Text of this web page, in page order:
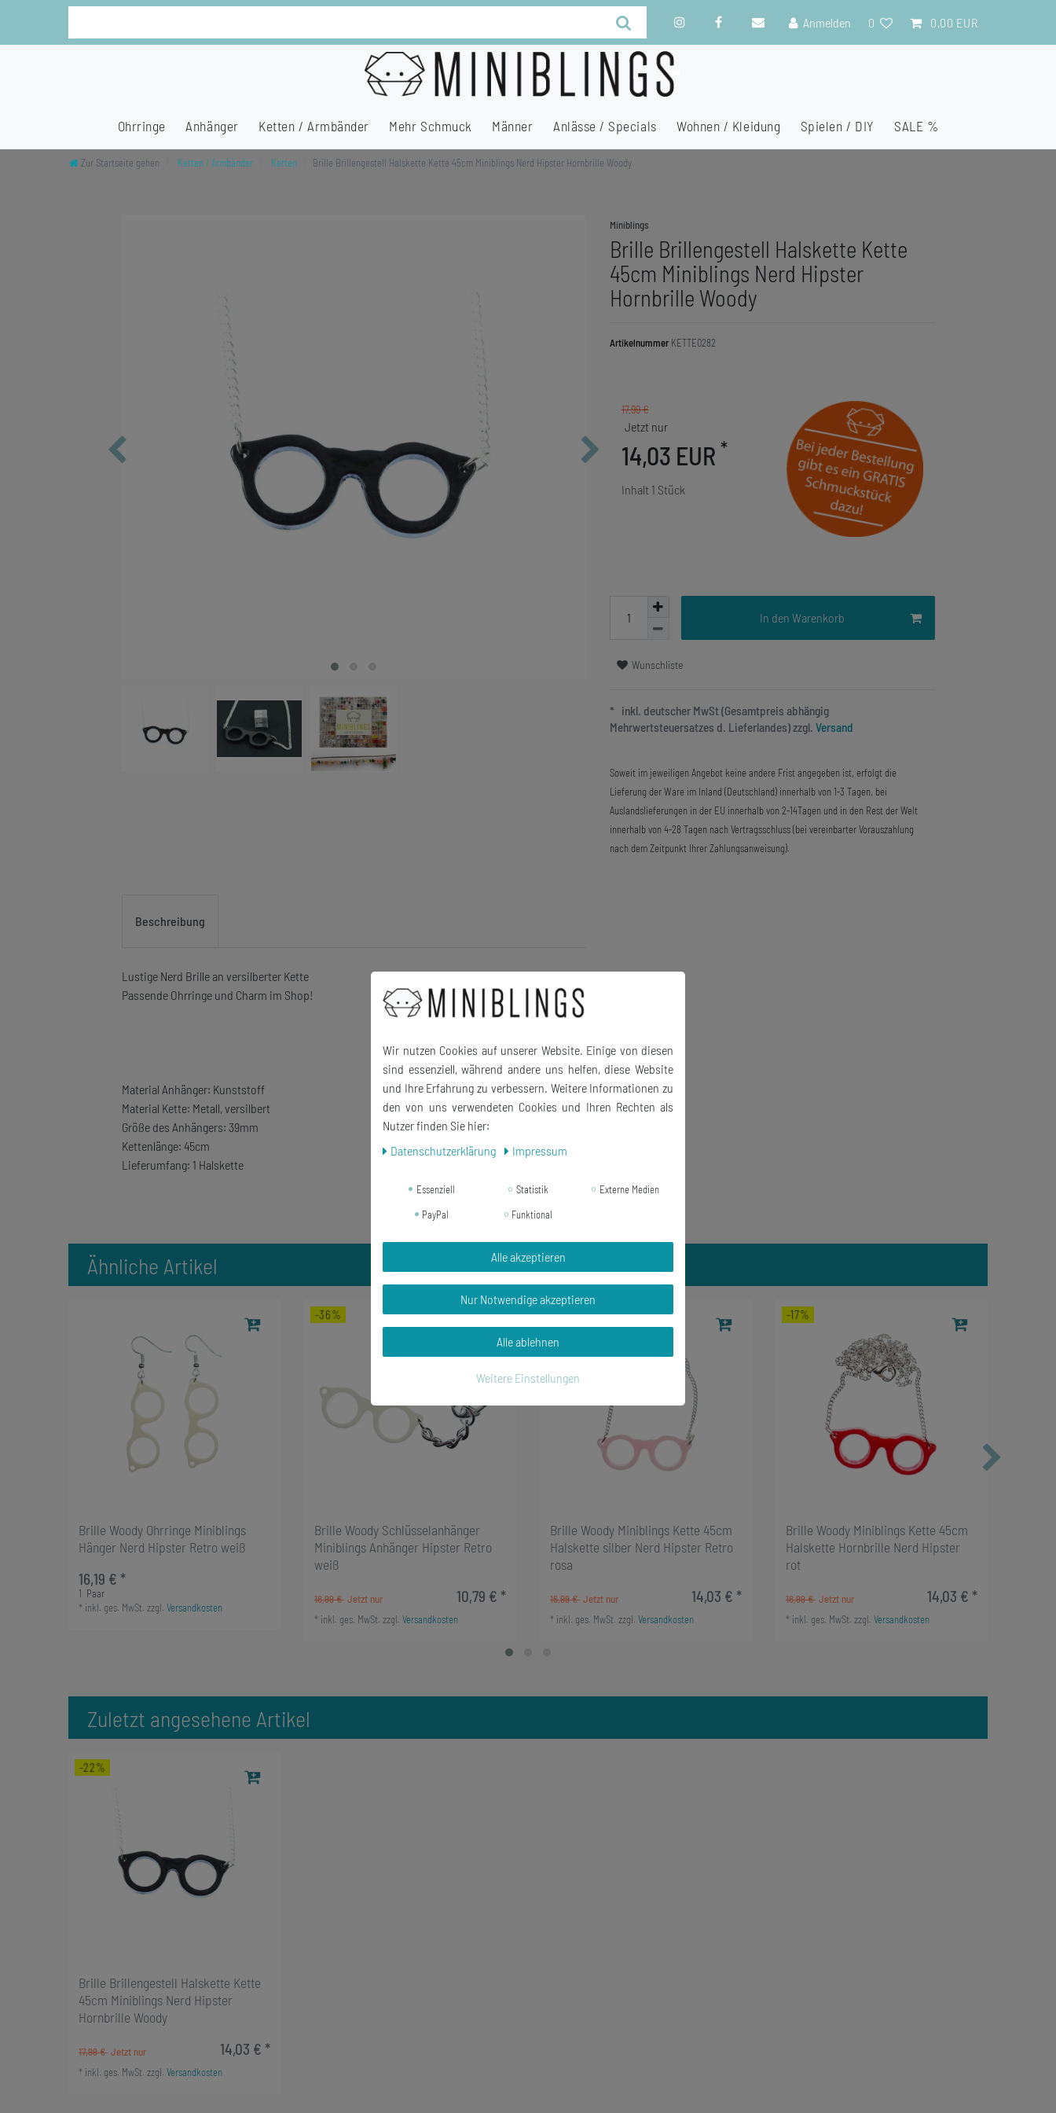
Anmelden 0 0,00 EUR
Ohrringe Anhänger Ketten / Armbänder Mehr Schmuck Männer Anlässe / Specials Wohnen / Kleidung Spielen / DIY SALE %
Zur Startseite gehen Ketten / Armbänder Ketten Brille Brillengestell Halskette Kette 45cm Miniblings Nerd Hipster Hornbrille Woody
Miniblings
Brille Brillengestell Halskette Kette
45cm Miniblings Nerd Hipster
Hornbrille Woody
Artikelnummer KETTE0282
17,99 €
14,03 EUR *
Inhalt 1 Stück
In den Warenkorb
Wunschliste
* inkl. deutscher MwSt (Gesamtpreis abhängig
Mehrwertsteuersatzes d. Lieferlandes) zzgl. Versand
Soweit im jeweiligen Angebot keine andere Frist angegeben ist, erfolgt die
Lieferung der Ware im Inland (Deutschland) innerhalb von 1-3 Tagen, bei
Auslandslieferungen in der EU innerhalb von 2-14Tagen und in den Rest der Welt
innerhalb von 4-28 Tagen nach Vertragsschluss (bei vereinbarter Vorauszahlung
nach dem Zeitpunkt Ihrer Zahlungsanweisung).
Beschreibung
Lustige Nerd Brille an versilberter Kette
Passende Ohrringe und Charm im Shop!
Material Anhänger: Kunststoff
Material Kette: Metall, versilbert
Größe des Anhängers: 39mm
Kettenlänge: 45cm
Lieferumfang: 1 Halskette
Ähnliche Artikel
Brille Woody Ohrringe Miniblings
Hänger Nerd Hipster Retro weiß
16,19 € *
1 Paar
* inkl. ges. MwSt. zzgl. Versandkosten
-36%
Brille Woody Schlüsselanhänger
Miniblings Anhänger Hipster Retro
weiß
16,99 € 10,79 € *
* inkl. ges. MwSt. zzgl. Versandkosten
-17%
Brille Woody Miniblings Kette 45cm
Halskette silber Nerd Hipster Retro
rosa
16,99 € 14,03 € *
* inkl. ges. MwSt. zzgl. Versandkosten
-17%
Brille Woody Miniblings Kette 45cm
Halskette Hornbrille Nerd Hipster
rot
16,99 € 14,03 € *
* inkl. ges. MwSt. zzgl. Versandkosten
Zuletzt angesehene Artikel
-22%
Brille Brillengestell Halskette Kette
45cm Miniblings Nerd Hipster
Hornbrille Woody
17,99 € 14,03 € *
* inkl. ges. MwSt. zzgl. Versandkosten
Wir nutzen Cookies auf unserer Website. Einige von diesen
sind essenziell, während andere uns helfen, diese Website
und Ihre Erfahrung zu verbessern. Weitere Informationen zu
den von uns verwendeten Cookies und Ihren Rechten als
Nutzer finden Sie hier:
Daten­schutz­erklärung
Impressum
Essenziell Statistik
Externe Medien
PayPal
Funktional
Alle akzeptieren
Nur Notwendige akzeptieren
Alle ablehnen
Weitere Einstellungen